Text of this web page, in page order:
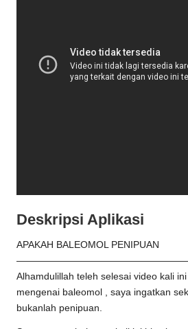
Deskripsi Aplikasi
APAKAH BALEOMOL PENIPUAN
Alhamdulillah teleh selesai video kali
mengenai baleomol , saya ingatkan
bukanlah penipuan.